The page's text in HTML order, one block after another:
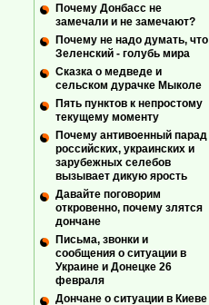
Почему Донбасс не
замечали и не замечают?
Почему не надо думать, что
Зеленский - голубь мира
Сказка о медведе и
сельском дурачке Мыколе
Пять пунктов к непростому
текущему моменту
Почему антивоенный парад
российских, украинских и
зарубежных селебов
вызывает дикую ярость
Давайте поговорим
откровенно, почему злятся
дончане
Письма, звонки и
сообщения о ситуации в
Украине и Донецке 26
февраля
Дончане о ситуации в Киеве